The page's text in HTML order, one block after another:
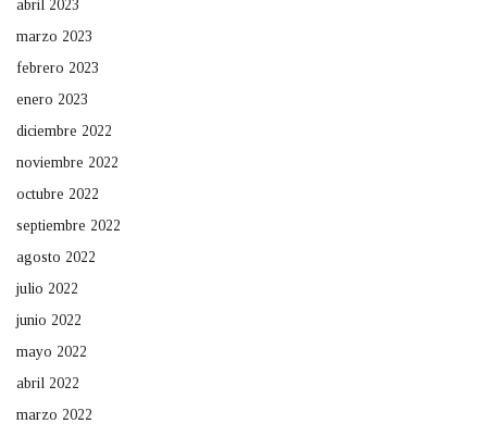
abril 2023
marzo 2023
febrero 2023
enero 2023
diciembre 2022
noviembre 2022
octubre 2022
septiembre 2022
agosto 2022
julio 2022
junio 2022
mayo 2022
abril 2022
marzo 2022